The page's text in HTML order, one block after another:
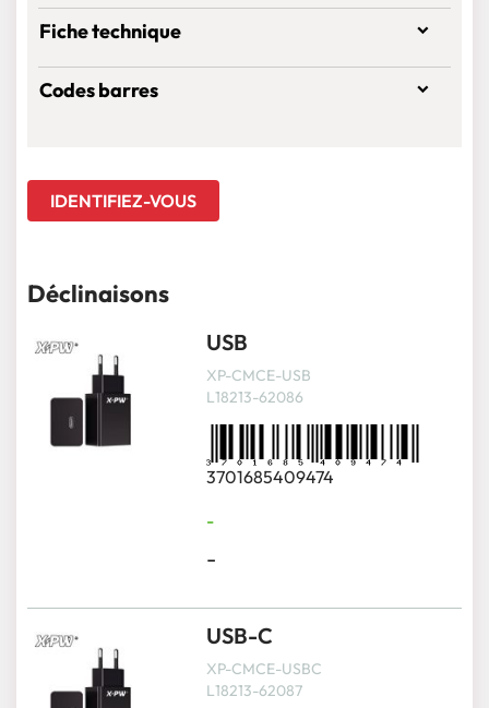
Fiche technique
Codes barres
IDENTIFIEZ-VOUS
Déclinaisons
USB
XP-CMCE-USB
L18213-62086
3701685409474
-
-
USB-C
XP-CMCE-USBC
L18213-62087